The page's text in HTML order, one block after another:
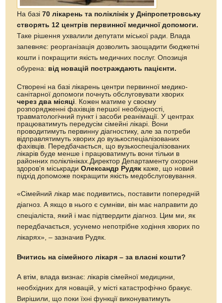
На базі70 лікарень та поліклінік у Дніпропетровську
створять 12 центрів первинної медичної допомоги.
Таке рішення ухвалили депутати міської ради. Влада
запевняє: реорганізація дозволить заощадити бюджетні
кошти і покращити якість медичних послуг. Опозиція
обурена: від новацій постраждають пацієнти.
Створені на базі лікарень центри первинної медико-
санітарної допомоги почнуть обслуговувати хворих
через два місяці . Кожен матиме у своєму
розпорядженні фахівців першої необхідності,
травматологічний пункт і засоби реанімації. У центрах
працюватимуть передусім сімейні лікарі. Вони
проводитимуть первинну діагностику, але за потреби
відправлятимуть хворих до вузькоспеціалізованих
фахівців. Передбачається, що вузькоспеціалізованих
лікарів буде менше і працюватимуть вони тільки в
районних поліклініках.Директор Департаменту охорони
здоров’я міськрадиОлександр Рудяк каже, що новий
підхід допоможе покращити якість медобслуговування.
«Сімейний лікар має подивитись, поставити попередній
діагноз. А якщо в нього є сумніви, він має направити до
спеціаліста, який і має підтвердити діагноз. Цим ми, як
передбачається, усунемо непотрібне ходіння хворих по
лікарях», – зазначив Рудяк.
Вчитись на сімейного лікаря – за власні кошти?
А втім, влада визнає: лікарів сімейної медицини,
необхідних для новацій, у місті катастрофічно бракує.
Вирішили, що поки їхні функції виконуватимуть